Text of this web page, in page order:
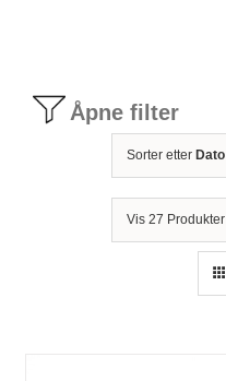
Instrumenter og tilbehør
Bager/ etuier
Åpne filter
Sorter etter Dato
Vis 27 Produkter